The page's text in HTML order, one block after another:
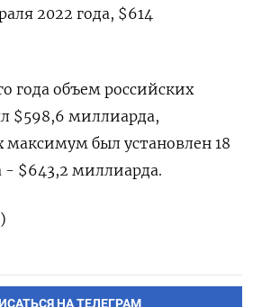
2022 года, $614
года объем российских
$598,6 миллиарда,
был установлен 18
- $643,2 миллиарда.
НА ТЕЛЕГРАМ